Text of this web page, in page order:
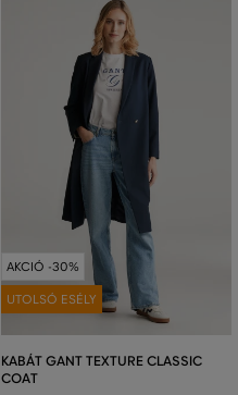
AKCIÓ -30%
UTOLSÓ ESÉLY
KABÁT GANT TEXTURE CLASSIC
COAT